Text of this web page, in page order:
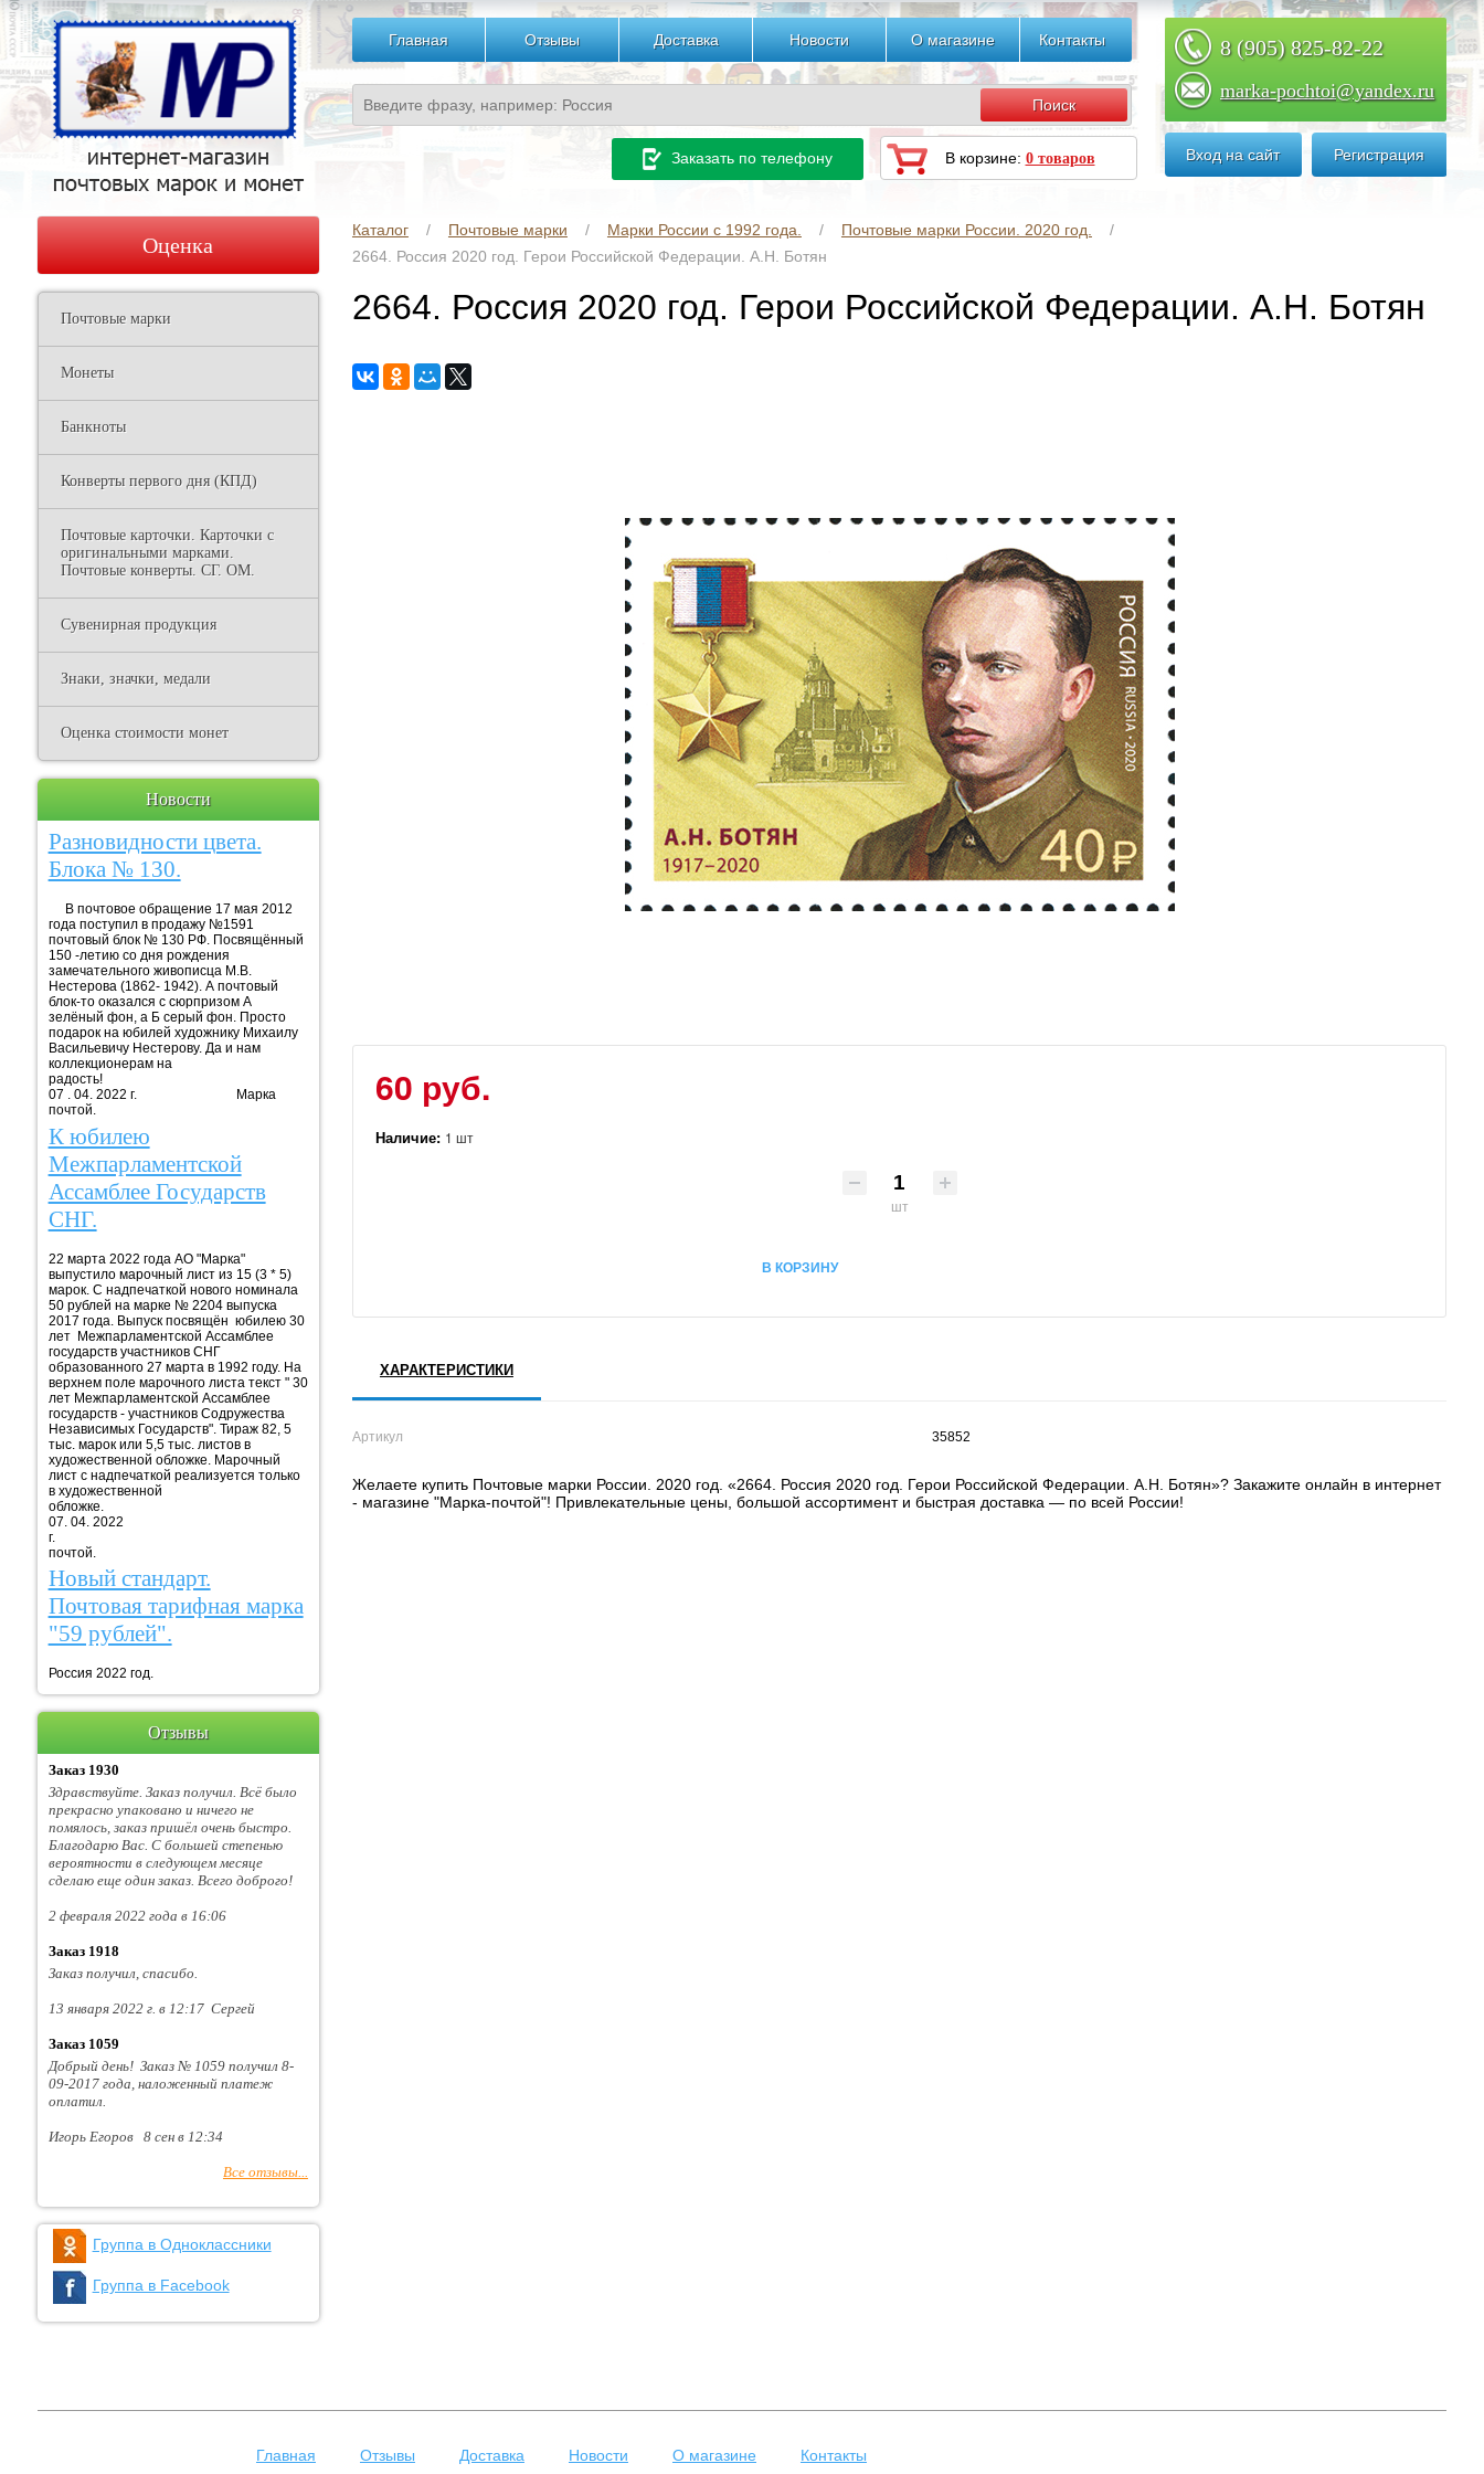
Главная Отзывы Доставка Новости О магазине Контакты 8 (905) 825-82-22
marka-pochtoi@yandex.ru
Вход на сайт Регистрация
Заказать по телефону В корзине: 0 товаров
Каталог Почтовые марки Марки России с 1992 года.
Почтовые марки России. 2020 год.
2664. Россия 2020 год. Герои Российской Федерации. А.Н. Ботян
2664. Россия 2020 год. Герои Российской Федерации. А.Н. Ботян
60 руб.
Наличие: 1 шт
шт
В КОРЗИНУ
ХАРАКТЕРИСТИКИ
Артикул 35852
Желаете купить Почтовые марки России. 2020 год. «2664. Россия 2020 год. Герои Российской Федерации. А.Н. Ботян»? Закажите онлайн в интернет
- магазине "Марка-почтой"! Привлекательные цены, большой ассортимент и быстрая доставка — по всей России!
Оценка
Почтовые марки
Монеты
Банкноты
Конверты первого дня (КПД)
Почтовые карточки. Карточки с
оригинальными марками.
Почтовые конверты. СГ. ОМ.
Сувенирная продукция
Знаки, значки, медали
Оценка стоимости монет
Новости
Разновидности цвета.
Блока № 130.
В почтовое обращение 17 мая 2012
года поступил в продажу №1591
почтовый блок № 130 РФ. Посвящённый
150 -летию со дня рождения
замечательного живописца М.В.
Нестерова (1862- 1942). А почтовый
блок-то оказался с сюрпризом А
зелёный фон, а Б серый фон. Просто
подарок на юбилей художнику Михаилу
Васильевичу Нестерову. Да и нам
коллекционерам на
радость!
07 . 04. 2022 г. Марка
почтой.
К юбилею
Межпарламентской
Ассамблее Государств
СНГ.
22 марта 2022 года АО "Марка"
выпустило марочный лист из 15 (3 * 5)
марок. С надпечаткой нового номинала
50 рублей на марке № 2204 выпуска
2017 года. Выпуск посвящён юбилею 30
лет Межпарламентской Ассамблее
государств участников СНГ
образованного 27 марта в 1992 году. На
верхнем поле марочного листа текст " 30
лет Межпарламентской Ассамблее
государств - участников Содружества
Независимых Государств". Тираж 82, 5
тыс. марок или 5,5 тыс. листов в
художественной обложке. Марочный
лист с надпечаткой реализуется только
в художественной
обложке.
07. 04. 2022
г. Марка
почтой.
Новый стандарт.
Почтовая тарифная марка
"59 рублей".
Россия 2022 год.
Отзывы
Заказ 1930
Здравствуйте. Заказ получил. Всё было
прекрасно упаковано и ничего не
помялось, заказ пришёл очень быстро.
Благодарю Вас. С большей степенью
вероятности в следующем месяце
сделаю еще один заказ. Всего доброго!
2 февраля 2022 года в 16:06
Заказ 1918
Заказ получил, спасибо.
13 января 2022 г. в 12:17 Сергей
Заказ 1059
Добрый день! Заказ № 1059 получил 8-
09-2017 года, наложенный платеж
оплатил.
Игорь Егоров 8 сен в 12:34
Все отзывы...
Группа в Одноклассники
Группа в Facebook
Главная Отзывы Доставка Новости О магазине Контакты